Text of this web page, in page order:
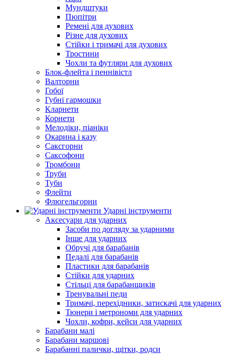
Мундштуки
Пюпітри
Ремені для духових
Різне для духових
Стійки і тримачі для духових
Тростини
Чохли та футляри для духових
Блок-флейта і пеннівістл
Валторни
Гобої
Губні гармошки
Кларнети
Корнети
Мелодіки, піаніки
Окарина і казу
Саксгорни
Саксофони
Тромбони
Труби
Туби
Флейти
Флюгельгорни
Ударні інструменти
Аксесуари для ударних
Засоби по догляду за ударними
Інше для ударних
Обручі для барабанів
Педалі для барабанів
Пластики для барабанів
Стійки для ударних
Стільці для барабанщиків
Тренувальні педи
Тримачі, перехідники, затискачі для ударних
Тюнери і метрономи для ударних
Чохли, кофри, кейси для ударних
Барабани малі
Барабани маршові
Барабанні палички, щітки, родси